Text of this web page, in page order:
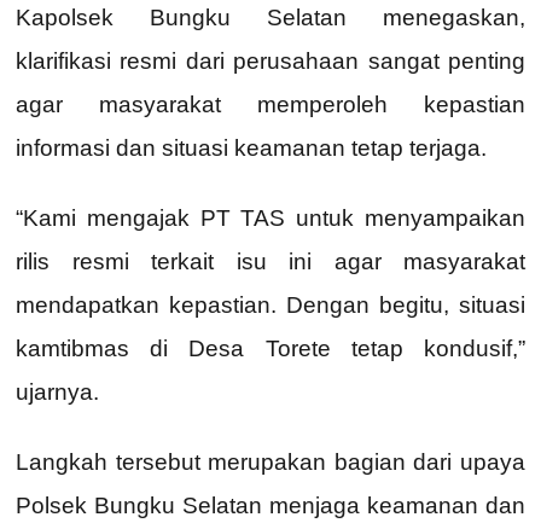
Kapolsek Bungku Selatan menegaskan,
klarifikasi resmi dari perusahaan sangat penting
agar masyarakat memperoleh kepastian
informasi dan situasi keamanan tetap terjaga.
“Kami mengajak PT TAS untuk menyampaikan
rilis resmi terkait isu ini agar masyarakat
mendapatkan kepastian. Dengan begitu, situasi
kamtibmas di Desa Torete tetap kondusif,”
ujarnya.
Langkah tersebut merupakan bagian dari upaya
Polsek Bungku Selatan menjaga keamanan dan